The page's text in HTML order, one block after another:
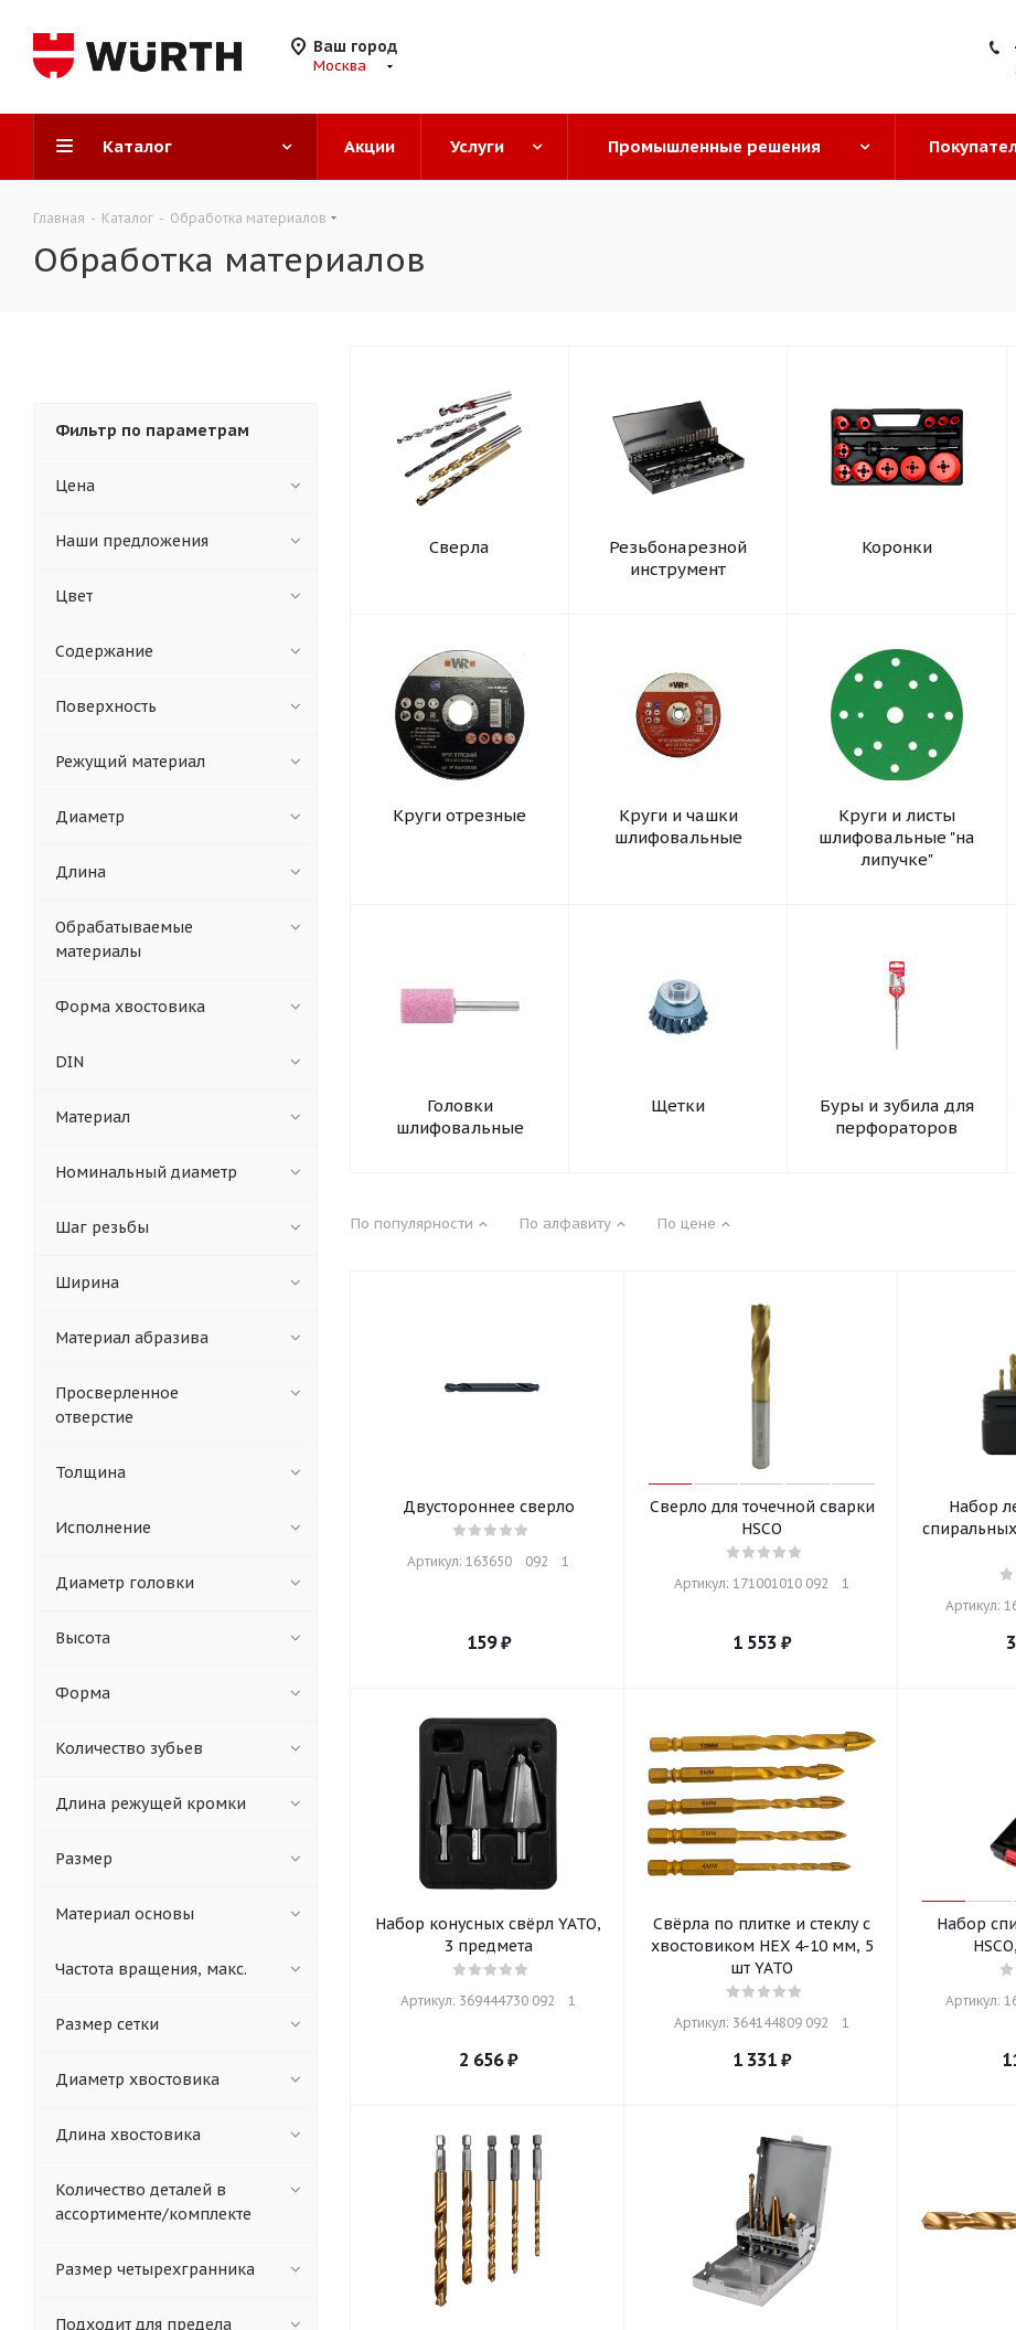
Ваш город
Москва
Каталог Акции Услуги Промышленные решения
Главная - Каталог - Обработка материалов
Обработка материалов
Сверла
Резьбонарезной
инструмент
Коронки
Круги отрезные
Круги и чашки
шлифовальные
Круги и листы
шлифовальные "на
липучке"
Головки
шлифовальные
Щетки
Буры и зубила для
перфораторов
По популярности По алфавиту По цене
Двустороннее сверло
Артикул: 163650    092    1
159₽
Сверло для точечной сварки
HSCO
Артикул: 171001010 092    1
1 553 ₽
Набор
Артикул:
Набор конусных свёрл YATO,
3 предмета
Артикул: 369444730 092    1
2 656₽
Свёрла по плитке и стеклу с
хвостовиком HEX 4-10 мм, 5
шт YATO
Артикул: 364144809 092    1
1 331 ₽
Набор
Артикул:
Фильтр по параметрам
Цена
Наши предложения
Цвет
Содержание
Поверхность
Режущий материал
Диаметр
Длина
Обрабатываемые
материалы
Форма хвостовика
DIN
Материал
Номинальный диаметр
Шаг резьбы
Ширина
Материал абразива
Просверленное
отверстие
Толщина
Исполнение
Диаметр головки
Высота
Форма
Количество зубьев
Длина режущей кромки
Размер
Материал основы
Частота вращения, макс.
Размер сетки
Диаметр хвостовика
Длина хвостовика
Количество деталей в
ассортименте/комплекте
Размер четырехгранника
Подходит для предела